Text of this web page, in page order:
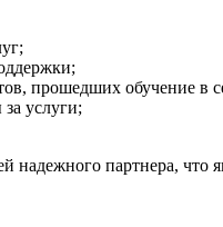
прошедших обучение в
услуги;
партнера, что